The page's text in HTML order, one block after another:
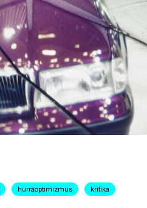
hurráoptimizmus kritika